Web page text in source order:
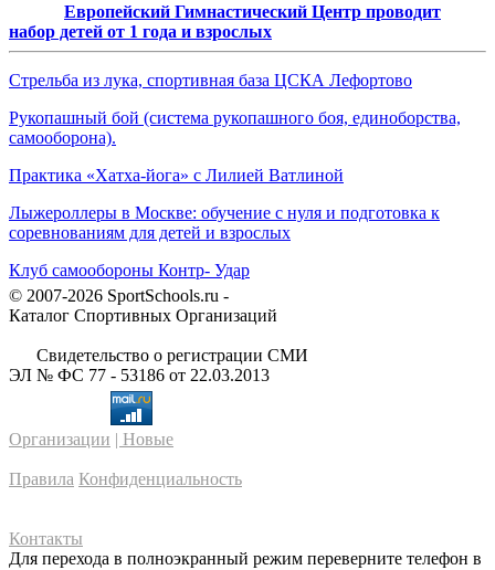
Европейский Гимнастический Центр проводит
набор детей от 1 года и взрослых
Стрельба из лука, спортивная база ЦСКА Лефортово
Рукопашный бой (система рукопашного боя, единоборства,
самооборона).
Практика «Хатха-йога» с Лилией Ватлиной
Лыжероллеры в Москве: обучение с нуля и подготовка к
соревнованиям для детей и взрослых
Клуб самообороны Контр- Удар
© 2007-2026 SportSchools.ru -
Каталог Спортивных Организаций
Свидетельство о регистрации СМИ
ЭЛ № ФС 77 - 53186 от 22.03.2013
Организации | Новые
Правила Конфиденциальность
Контакты
Для перехода в полноэкранный режим переверните телефон в